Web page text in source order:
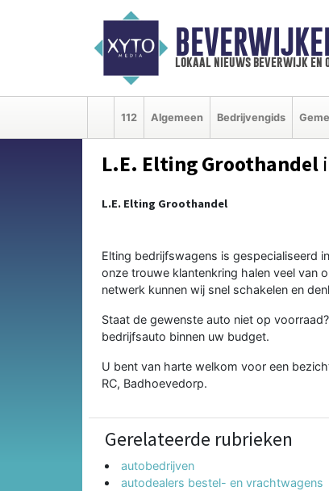
lokaal nieuws beverwijk en
112 Algemeen Bedrijvengids
L.E. Elting Groothandel
L.E. Elting Groothandel
Elting bedrijfswagens is gespecialiseerd
onze trouwe klantenkring halen veel van
netwerk kunnen wij snel schakelen en
Staat de gewenste auto niet op
bedrijfsauto binnen uw budget.
U bent van harte welkom voor een
RC, Badhoevedorp.
Gerelateerde rubrieken
autobedrijven
autodealers bestel- en vrachtwagens